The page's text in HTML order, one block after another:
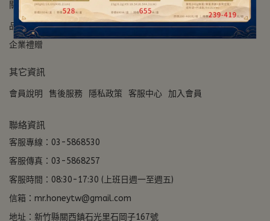
關於我們
品牌故事 ESG永續經營 媒體採訪 廠商合作 門市資訊
企業禮贈
其它資訊
會員說明 售後服務 隱私政策 客服中心 加入會員
聯絡資訊
客服專線：03-5868530
客服傳真：03-5868257
客服時間：08:30-17:30 (上班日週一至週五)
信箱：mr.honeytw@gmail.com
地址：新竹縣關西鎮石光里石岡子167號